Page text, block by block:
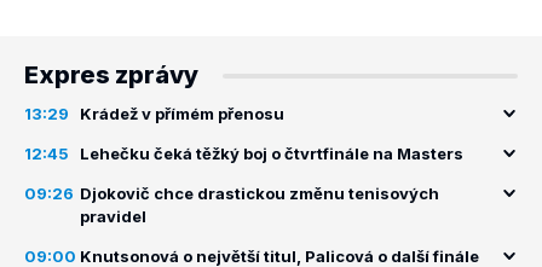
Expres zprávy
13:29 Krádež v přímém přenosu
12:45 Lehečku čeká těžký boj o čtvrtfinále na Masters
09:26 Djokovič chce drastickou změnu tenisových
pravidel
09:00 Knutsonová o největší titul, Palicová o další finále